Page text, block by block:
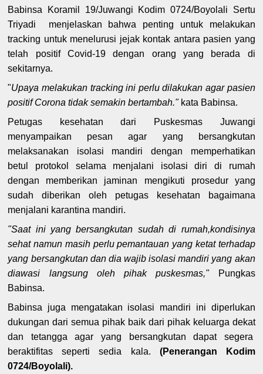
Babinsa Koramil 19/Juwangi Kodim 0724/Boyolali Sertu
Triyadi menjelaskan bahwa penting untuk melakukan
tracking untuk menelurusi jejak kontak antara pasien yang
telah positif Covid-19 dengan orang yang berada di
sekitarnya.
"Upaya melakukan tracking ini perlu dilakukan agar pasien
positif Corona tidak semakin bertambah."kata Babinsa.
Petugas kesehatan dari Puskesmas Juwangi
menyampaikan pesan agar yang bersangkutan
melaksanakan isolasi mandiri dengan memperhatikan
betul protokol selama menjalani isolasi diri di rumah
dengan memberikan jaminan mengikuti prosedur yang
sudah diberikan oleh petugas kesehatan bagaimana
menjalani karantina mandiri.
"Saat ini yang bersangkutan sudah di rumah,kondisinya
sehat namun masih perlu pemantauan yang ketat terhadap
yang bersangkutan dan dia wajib isolasi mandiri yang akan
diawasi langsung oleh pihak puskesmas,"Pungkas
Babinsa.
Babinsa juga mengatakan isolasi mandiri ini diperlukan
dukungan dari semua pihak baik dari pihak keluarga dekat
dan tetangga agar yang bersangkutan dapat segera
beraktifitas seperti sedia kala. (Penerangan Kodim
0724/Boyolali).